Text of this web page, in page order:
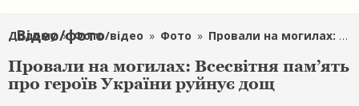
Відео/фото
Додому » Фото/відео » Фото » Провали на могилах: Всесвітня пам’ять про героїв України руйнує дощ
Провали на могилах: Всесвітня пам’ять
про героїв України руйнує дощ